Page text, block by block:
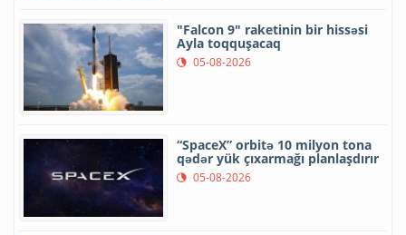
"Falcon 9" raketinin bir hissəsi
Ayla toqquşacaq
05-08-2026
“SpaceX” orbitə 10 milyon tona
qədər yük çıxarmağı planlaşdırır
05-08-2026